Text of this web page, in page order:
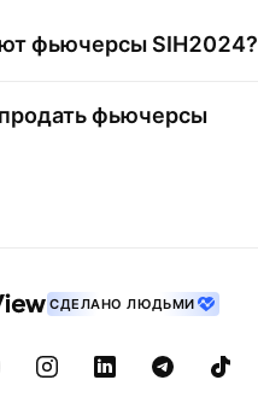
фьючерсы SIH2024?
фьючерсы
СДЕЛАНО ЛЮДЬМИ